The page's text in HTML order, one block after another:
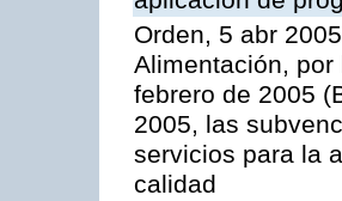
Orden, 5 abr
Alimentación,
febrero de 2005
2005, las
servicios para la
calidad